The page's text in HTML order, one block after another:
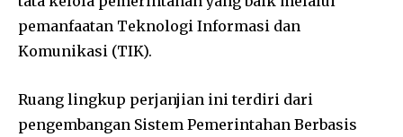
pemanfaatan Teknologi Informasi dan
Komunikasi (TIK).
Ruang lingkup perjanjian ini terdiri dari
pengembangan Sistem Pemerintahan Berbasis